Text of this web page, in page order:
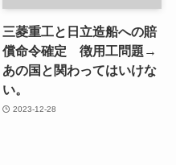
三菱重工と日立造船への賠
償命令確定 徴用工問題→
あの国と関わってはいけな
い。
2023-12-28